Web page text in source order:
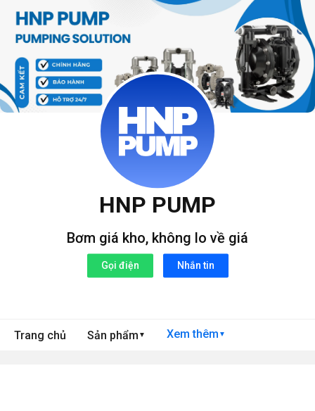
qua
dung
HNP PUMP
Bơm giá kho, không lo về giá
Gọi điện Nhắn tin
Trang chủ Sản phẩm ▼ Xem thêm ▼